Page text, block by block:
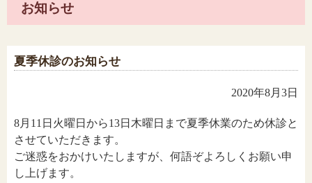
お知らせ
夏季休診のお知らせ
2020年8月3日
8月11日火曜日から13日木曜日まで夏季休業のため休診と
させていただきます。
ご迷惑をおかけいたしますが、何語ぞよろしくお願い申
し上げます。